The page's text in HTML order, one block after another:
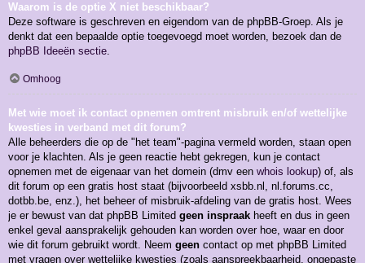
Waarom is de optie X niet beschikbaar?
Deze software is geschreven en eigendom van de phpBB-Groep. Als je
denkt dat een bepaalde optie toegevoegd moet worden, bezoek dan de
phpBB Ideeën sectie.
Omhoog
Met wie moet ik contact opnemen omtrent misbruik en/of wettelijke
kwesties in verband met dit forum?
Alle beheerders die op de "het team"-pagina vermeld worden, staan open
voor je klachten. Als je geen reactie hebt gekregen, kun je contact
opnemen met de eigenaar van het domein (dmv een whois lookup) of, als
dit forum op een gratis host staat (bijvoorbeeld xsbb.nl, nl.forums.cc,
dotbb.be, enz.), het beheer of misbruik-afdeling van de gratis host. Wees
je er bewust van dat phpBB Limited geen inspraak heeft en dus in geen
enkel geval aansprakelijk gehouden kan worden over hoe, waar en door
wie dit forum gebruikt wordt. Neem geen contact op met phpBB Limited
met vragen over wettelijke kwesties (zoals aanspreekbaarheid, ongepaste